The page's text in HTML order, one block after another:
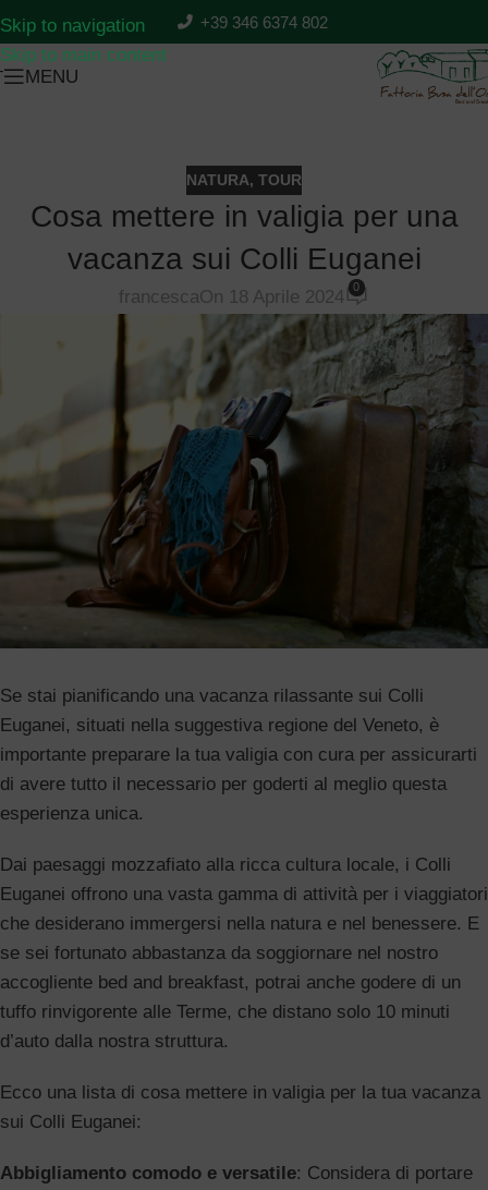
Skip to navigation
Skip to main content
PREZZIPRENOTA +39 346 6374 802
MENU
NATURA, TOUR
Cosa mettere in valigia per una
vacanza sui Colli Euganei
francescaOn 18 Aprile 2024 0
Se stai pianificando una vacanza rilassante sui Colli
Euganei, situati nella suggestiva regione del Veneto, è
importante preparare la tua valigia con cura per assicurarti
di avere tutto il necessario per goderti al meglio questa
esperienza unica.
Dai paesaggi mozzafiato alla ricca cultura locale, i Colli
Euganei offrono una vasta gamma di attività per i viaggiatori
che desiderano immergersi nella natura e nel benessere. E
se sei fortunato abbastanza da soggiornare nel nostro
accogliente bed and breakfast, potrai anche godere di un
tuffo rinvigorente alle Terme, che distano solo 10 minuti
d’auto dalla nostra struttura.
Ecco una lista di cosa mettere in valigia per la tua vacanza
sui Colli Euganei:
Abbigliamento comodo e versatile: Considera di portare